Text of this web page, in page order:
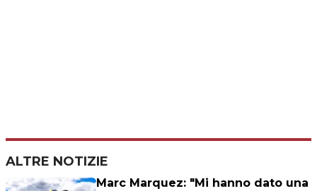
ALTRE NOTIZIE
Marc Marquez: "Mi hanno dato una